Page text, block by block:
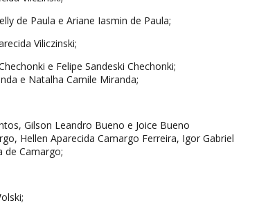
de Paula e Ariane Iasmin de Paula;
Viliczinski;
e Felipe Sandeski Chechonki;
e Natalha Camile Miranda;
Gilson Leandro Bueno e Joice Bueno
Hellen Aparecida Camargo Ferreira, Igor Gabriel
de Camargo;